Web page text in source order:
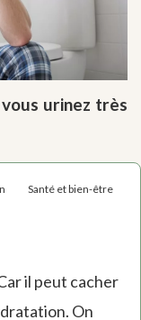
urinez très
Santé et bien-être
il peut cacher
On